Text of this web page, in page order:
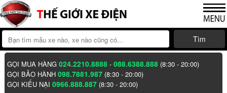
Tìm
GỌI MUA HÀNG024.2210.8888 -088.6388.888 (8:30 - 20:00)
GỌI BẢO HÀNH098.7881.987 (8:30 - 20:00)
GỌI KIẾU NẠI0966.888.887 (8:30 - 20:00)